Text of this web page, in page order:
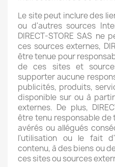
Le site peut inclure des
ou d'autres sources
DIRECT-STORE SAS
ces sources externes,
être tenue pour
de ces sites et
supporter aucune
publicités, produits,
disponible sur ou à
externes. De plus,
être tenu responsable de
avérés ou allégués
l'utilisation ou le fait
contenu, à des biens ou
ces sites ou sources